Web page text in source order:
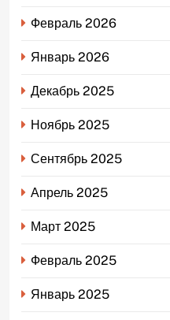
Февраль 2026
Январь 2026
Декабрь 2025
Ноябрь 2025
Сентябрь 2025
Апрель 2025
Март 2025
Февраль 2025
Январь 2025